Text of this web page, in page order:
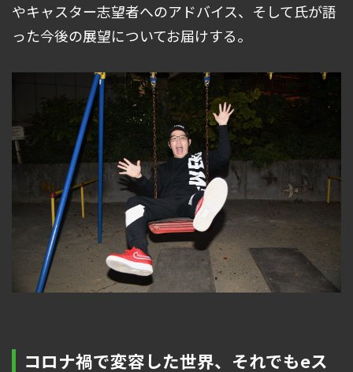
やキャスター志望者へのアドバイス、そして氏が語
った今後の展望についてお届けする。
コロナ禍で変容した世界、それでもeス